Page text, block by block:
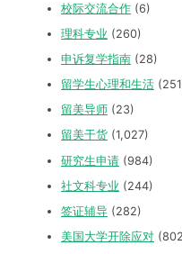
校际交流合作 (6)
理科专业 (260)
申诉复学指南 (28)
留学生心理和生活
留美导师 (23)
留美干货 (1,027)
研究生申请 (984)
社文科专业 (244)
签证辅导 (282)
美国大学开除应对